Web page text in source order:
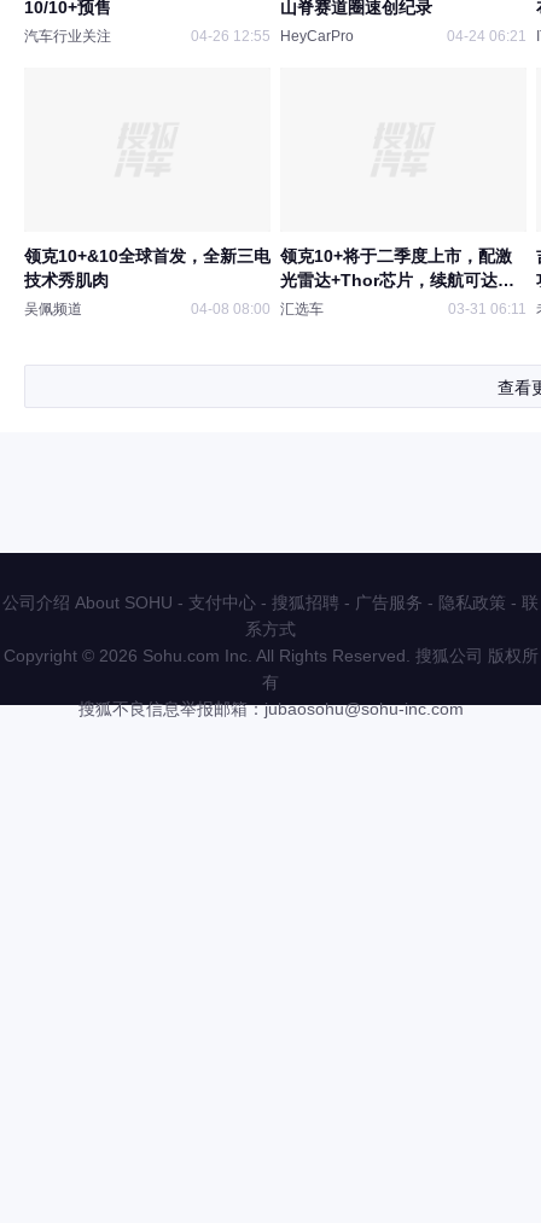
10/10+预售
汽车行业关注 04-26 12:55
山脊赛道圈速创纪录
HeyCarPro 04-24 06:21
领克10+&10全球首发，全新三电
技术秀肌肉
吴佩频道 04-08 08:00
领克10+将于二季度上市，配激
光雷达+Thor芯片，续航可达
816km
汇选车 03-31 06:11
查看
公司介绍 About SOHU - 支付中心 - 搜狐招聘 - 广告服务 - 隐私政策 - 联
系方式
Copyright © 2026 Sohu.com Inc. All Rights Reserved. 搜狐公司 版权所
有
搜狐不良信息举报邮箱：jubaosohu@sohu-inc.com